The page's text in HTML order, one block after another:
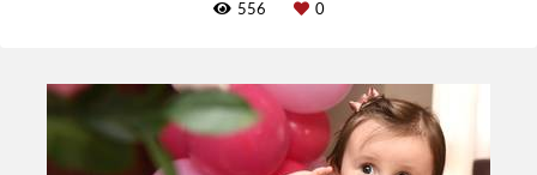
556 0